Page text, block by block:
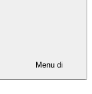
Menu di